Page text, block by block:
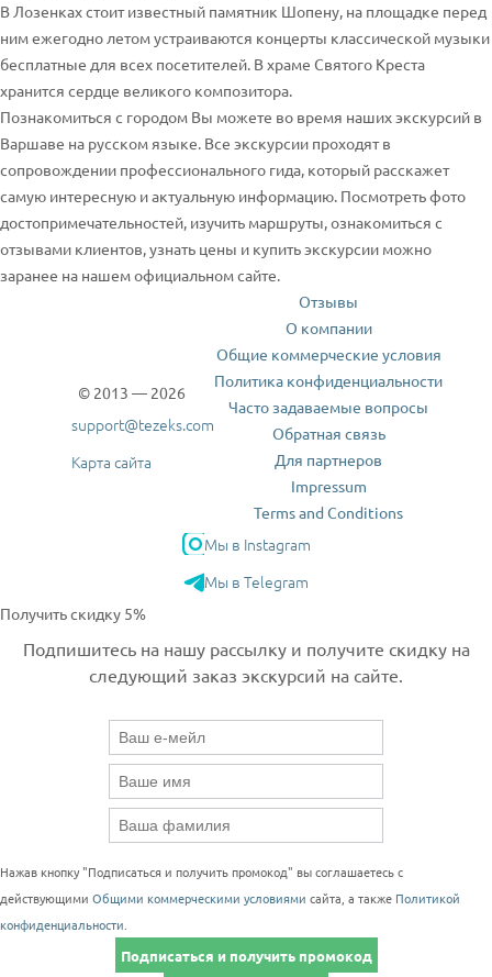
В Лозенках стоит известный памятник Шопену, на площадке перед
ним ежегодно летом устраиваются концерты классической музыки
бесплатные для всех посетителей. В храме Святого Креста
хранится сердце великого композитора.
Познакомиться с городом Вы можете во время наших экскурсий в
Варшаве на русском языке. Все экскурсии проходят в
сопровождении профессионального гида, который расскажет
самую интересную и актуальную информацию. Посмотреть фото
достопримечательностей, изучить маршруты, ознакомиться с
отзывами клиентов, узнать цены и купить экскурсии можно
заранее на нашем официальном сайте.
© 2013 — 2026
support@tezeks.com
Карта сайта
Отзывы
О компании
Общие коммерческие условия
Политика конфиденциальности
Часто задаваемые вопросы
Обратная связь
Для партнеров
Impressum
Terms and Conditions
Мы в Instagram
Мы в Telegram
Получить скидку 5%
Подпишитесь на нашу рассылку и получите скидку на
следующий заказ экскурсий на сайте.
Нажав кнопку "Подписаться и получить промокод" вы соглашаетесь с
действующими Общими коммерческими условиями сайта, а также Политикой
конфиденциальности
Подписаться и получить промокод